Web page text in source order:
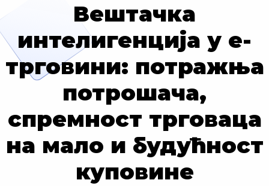
Вештачка
интелигенција у е-
трговини: потражња
потрошача,
спремност трговаца
на мало и будућност
куповине